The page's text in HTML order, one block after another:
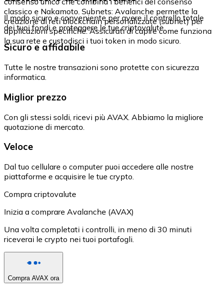
classico e Nakamoto. Subnets: Avalanche permette la
creazione di reti blockchain personalizzate (subnet) per
applicazioni specifiche. Assicurati di capire come funziona
la sua rete e custodisci i tuoi token in modo sicuro.
Il modo sicuro e conveniente per avere il controllo totale
dei tuoi fondi e proteggere le tue criptovalute.
Sicuro e affidabile
Tutte le nostre transazioni sono protette con sicurezza
informatica.
Miglior prezzo
Con gli stessi soldi, ricevi più AVAX. Abbiamo la migliore
quotazione di mercato.
Veloce
Dal tuo cellulare o computer puoi accedere alle nostre
piattaforme e acquisire le tue crypto.
Compra criptovalute
Inizia a comprare Avalanche (AVAX)
Una volta completati i controlli, in meno di 30 minuti
riceverai le crypto nei tuoi portafogli.
Compra AVAX ora